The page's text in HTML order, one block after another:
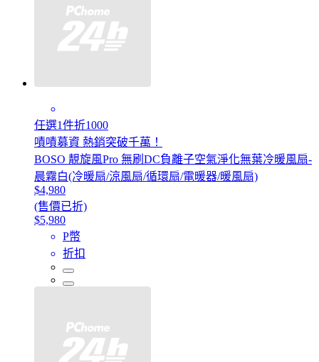
任選1件折1000
嘖嘖募資 熱銷突破千萬！
BOSO 靚旋風Pro 無刷DC負離子空氣淨化無葉冷暖風扇-
晨霧白(冷暖扇/涼風扇/循環扇/電暖器/暖風扇)
$4,980
(售價已折)
$5,980
P幣
折扣